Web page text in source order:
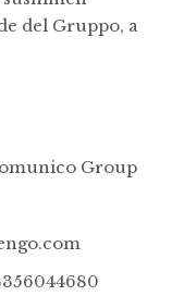
del Gruppo, a
Group